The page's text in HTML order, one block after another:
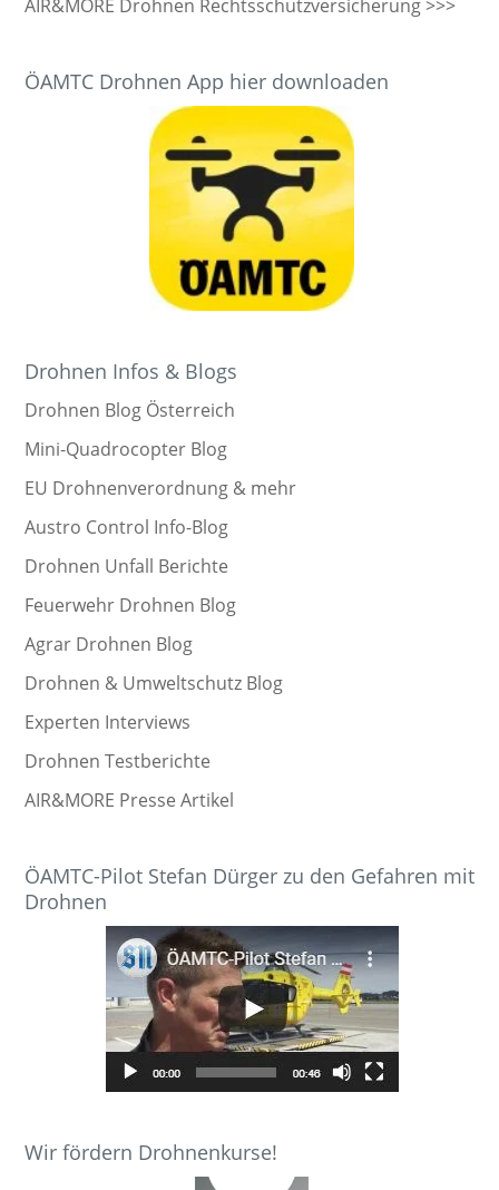
AIR&MORE Drohnen Rechtsschutzversicherung >>>
ÖAMTC Drohnen App hier downloaden
Drohnen Infos & Blogs
Drohnen Blog Österreich
Mini-Quadrocopter Blog
EU Drohnenverordnung & mehr
Austro Control Info-Blog
Drohnen Unfall Berichte
Feuerwehr Drohnen Blog
Agrar Drohnen Blog
Drohnen & Umweltschutz Blog
Experten Interviews
Drohnen Testberichte
AIR&MORE Presse Artikel
ÖAMTC-Pilot Stefan Dürger zu den Gefahren mit
Drohnen
Wir fördern Drohnenkurse!